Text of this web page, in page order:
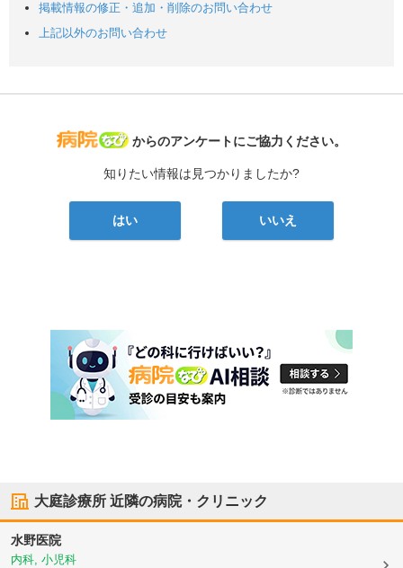
掲載情報の修正・追加・削除のお問い合わせ
上記以外のお問い合わせ
病院なび
からのアンケートにご協力ください。
知りたい情報は見つかりましたか?
はい いいえ
大庭診療所 近隣の病院・クリニック
水野医院
内科, 小児科